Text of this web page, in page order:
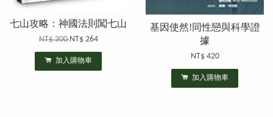
七山攻略：神國法則闖七山
NT$ 300NT$ 264
加入購物車
基因使然!同性戀與科學證
據
NT$ 420
加入購物車